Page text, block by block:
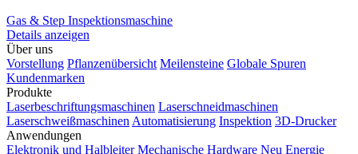
Gas & Step Inspektionsmaschine
Details anzeigen
Über uns
Vorstellung Pflanzenübersicht Meilensteine Globale Spuren
Kundenmarken
Produkte
Laserbeschriftungsmaschinen Laserschneidmaschinen
Laserschweißmaschinen Automatisierung Inspektion 3D-Drucker
Anwendungen
Elektronik und Halbleiter Mechanische Hardware Neu Energie